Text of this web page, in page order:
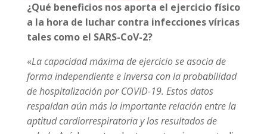
¿Qué beneficios nos aporta el ejercicio físico
a la hora de luchar contra infecciones víricas
tales como el SARS-CoV-2?
«La capacidad máxima de ejercicio se asocia de
forma independiente e inversa con la probabilidad
de hospitalización por COVID-19. Estos datos
respaldan aún más la importante relación entre la
aptitud cardiorrespiratoria y los resultados de